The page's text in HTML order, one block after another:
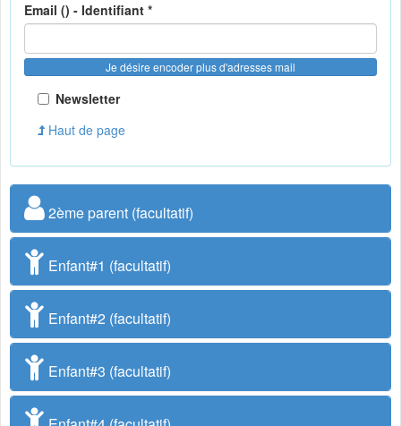
Email () - Identifiant *
Je désire encoder plus d'adresses mail
Newsletter
Haut de page
2ème parent (facultatif)
Enfant#1 (facultatif)
Enfant#2 (facultatif)
Enfant#3 (facultatif)